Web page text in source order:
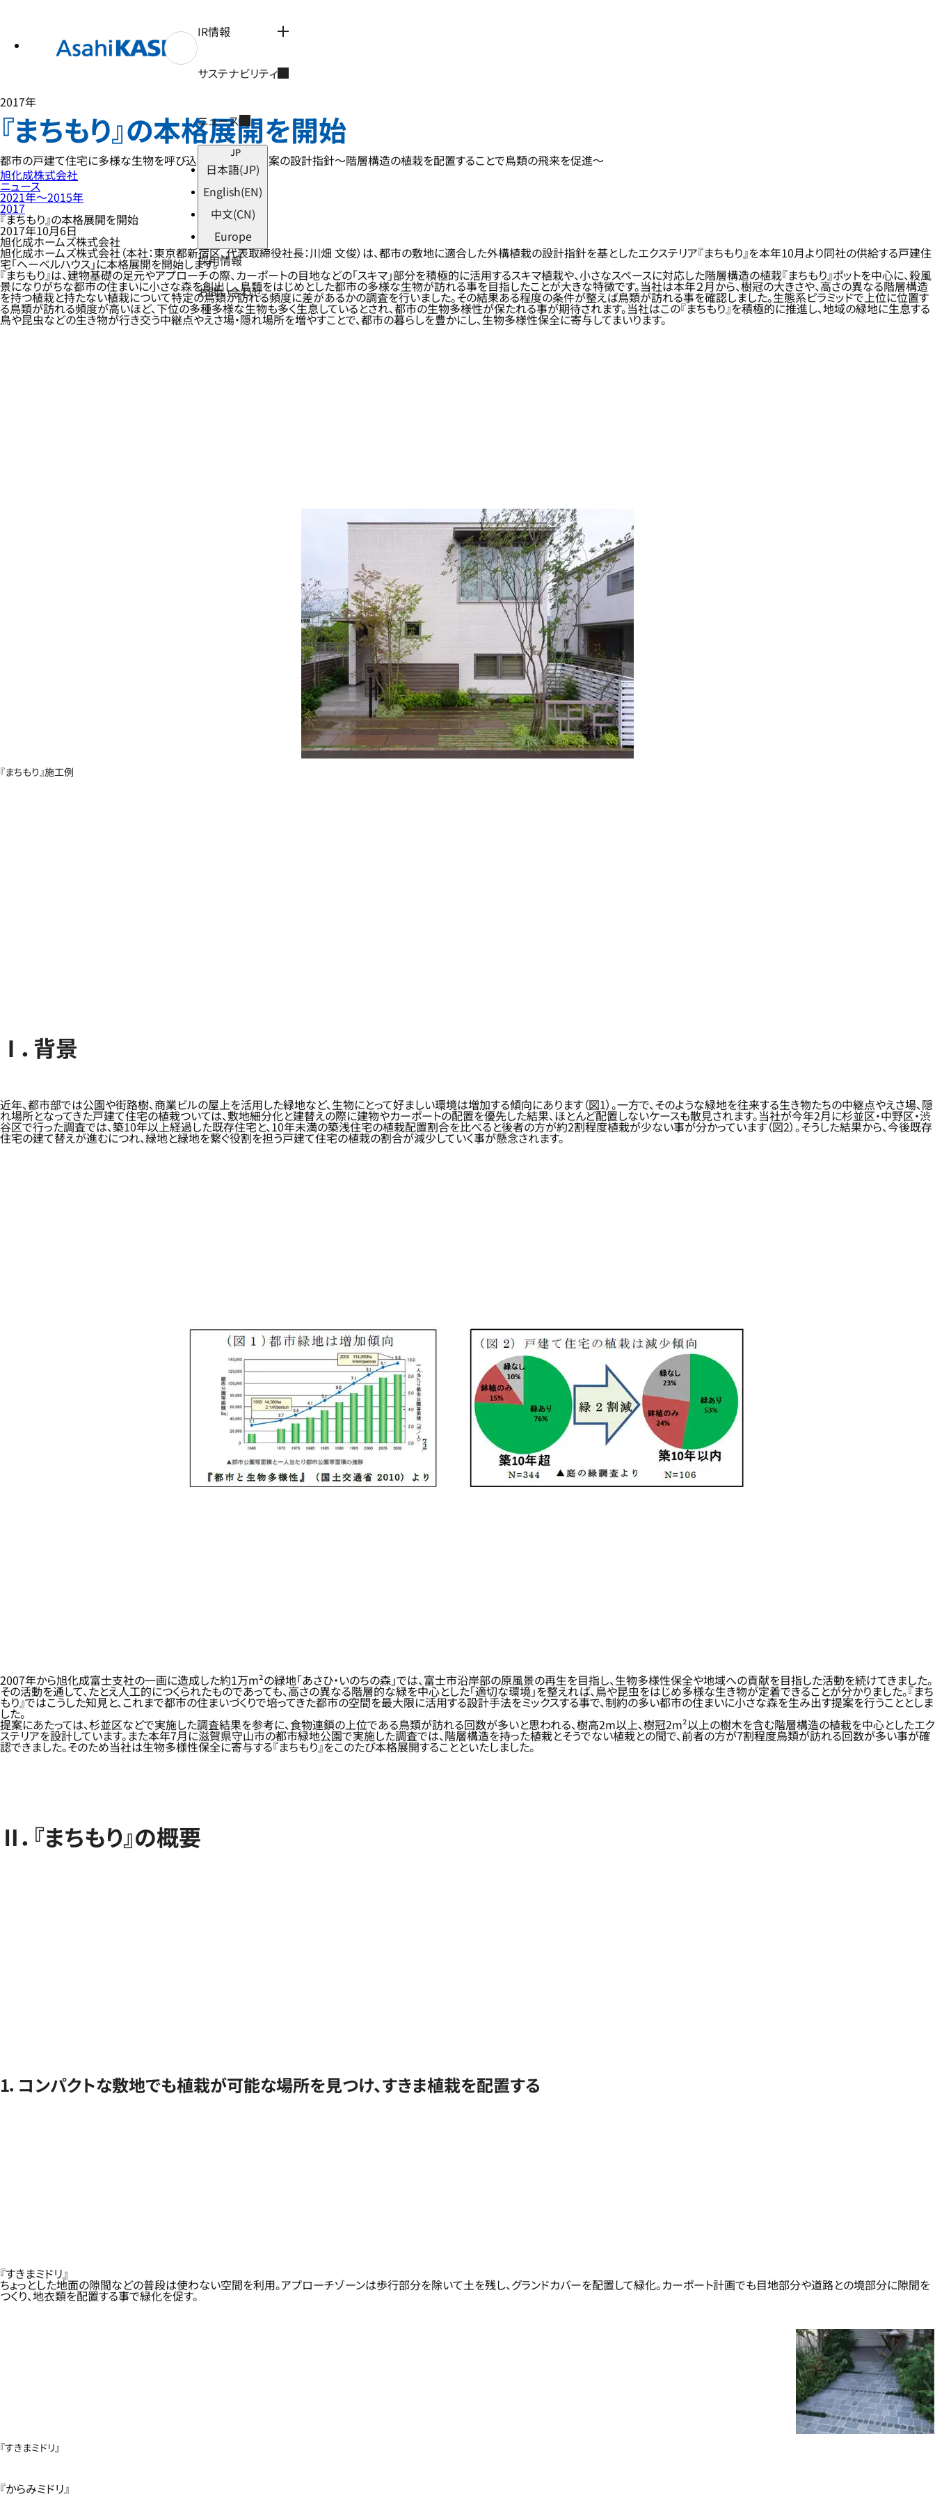
IR情報
サステナビリティ
ニュース
JP
日本語(JP)
English(EN)
中文(CN)
Europe
採用情報
お問い合わせ
2017年
『まちもり』の本格展開を開始
都市の戸建て住宅に多様な生物を呼び込む外構・植栽提案の設計指針～階層構造の植栽を配置することで鳥類の飛来を促進～
旭化成株式会社
ニュース
2021年〜2015年
2017
『まちもり』の本格展開を開始
2017年10月6日
旭化成ホームズ株式会社
旭化成ホームズ株式会社（本社：東京都新宿区、代表取締役社長：川畑 文俊）は、都市の敷地に適合した外構植栽の設計指針を基としたエクステリア『まちもり』を本年10月より同社の供給する戸建住
宅「ヘーベルハウス」に本格展開を開始します。
『まちもり』は、建物基礎の足元やアプローチの際、カーポートの目地などの「スキマ」部分を積極的に活用するスキマ植栽や、小さなスペースに対応した階層構造の植栽『まちもり』ポットを中心に、殺風
景になりがちな都市の住まいに小さな森を創出し、鳥類をはじめとした都市の多様な生物が訪れる事を目指したことが大きな特徴です。当社は本年２月から、樹冠の大きさや、高さの異なる階層構造
を持つ植栽と持たない植栽について特定の鳥類が訪れる頻度に差があるかの調査を行いました。その結果ある程度の条件が整えば鳥類が訪れる事を確認しました。生態系ピラミッドで上位に位置す
る鳥類が訪れる頻度が高いほど、下位の多種多様な生物も多く生息しているとされ、都市の生物多様性が保たれる事が期待されます。当社はこの『まちもり』を積極的に推進し、地域の緑地に生息する
鳥や昆虫などの生き物が行き交う中継点やえさ場・隠れ場所を増やすことで、都市の暮らしを豊かにし、生物多様性保全に寄与してまいります。
『まちもり』施工例
Ⅰ．背景
近年、都市部では公園や街路樹、商業ビルの屋上を活用した緑地など、生物にとって好ましい環境は増加する傾向にあります（図1）。一方で、そのような緑地を往来する生き物たちの中継点やえさ場、隠
れ場所となってきた戸建て住宅の植栽ついては、敷地細分化と建替えの際に建物やカーポートの配置を優先した結果、ほとんど配置しないケースも散見されます。当社が今年2月に杉並区・中野区・渋
谷区で行った調査では、築10年以上経過した既存住宅と、10年未満の築浅住宅の植栽配置割合を比べると後者の方が約2割程度植栽が少ない事が分かっています（図2）。そうした結果から、今後既存
住宅の建て替えが進むにつれ、緑地と緑地を繋ぐ役割を担う戸建て住宅の植栽の割合が減少していく事が懸念されます。
2007年から旭化成富士支社の一画に造成した約1万m²の緑地「あさひ・いのちの森」では、富士市沿岸部の原風景の再生を目指し、生物多様性保全や地域への貢献を目指した活動を続けてきました。
その活動を通して、たとえ人工的につくられたものであっても、高さの異なる階層的な緑を中心とした「適切な環境」を整えれば、鳥や昆虫をはじめ多様な生き物が定着できることが分かりました。『まち
もり』ではこうした知見と、これまで都市の住まいづくりで培ってきた都市の空間を最大限に活用する設計手法をミックスする事で、制約の多い都市の住まいに小さな森を生み出す提案を行うこととしま
した。
提案にあたっては、杉並区などで実施した調査結果を参考に、食物連鎖の上位である鳥類が訪れる回数が多いと思われる、樹高2m以上、樹冠2m²以上の樹木を含む階層構造の植栽を中心としたエク
ステリアを設計しています。また本年7月に滋賀県守山市の都市緑地公園で実施した調査では、階層構造を持った植栽とそうでない植栽との間で、前者の方が7割程度鳥類が訪れる回数が多い事が確
認できました。そのため当社は生物多様性保全に寄与する『まちもり』をこのたび本格展開することといたしました。
Ⅱ．『まちもり』の概要
1．コンパクトな敷地でも植栽が可能な場所を見つけ、すきま植栽を配置する
『すきまミドリ』
ちょっとした地面の隙間などの普段は使わない空間を利用。アプローチゾーンは歩行部分を除いて土を残し、グランドカバーを配置して緑化。カーポート計画でも目地部分や道路との境部分に隙間を
つくり、地衣類を配置する事で緑化を促す。
『すきまミドリ』
『からみミドリ』